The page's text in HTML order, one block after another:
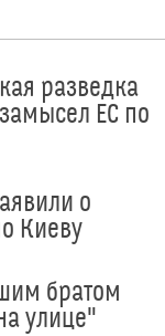
разведка
ЕС по
о
Киеву
братом
улице"